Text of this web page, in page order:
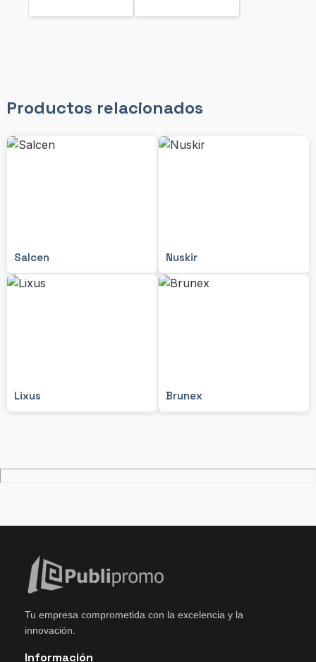
Productos relacionados
Salcen Nuskir
Lixus Brunex
Tu empresa comprometida con la excelencia y la
innovación.
Información